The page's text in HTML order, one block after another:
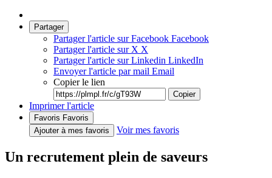
Partager
Partager l'article sur Facebook Facebook
Partager l'article sur X X
Partager l'article sur Linkedin LinkedIn
Envoyer l'article par mail Email
Copier le lien
Copier
Imprimer l'article
Favoris Favoris
Ajouter à mes favoris
Voir mes favoris
Un recrutement plein de saveurs